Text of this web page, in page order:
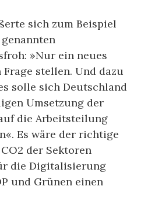
sich zum Beispiel
»Nur ein neues
stellen. Und dazu
solle sich Deutschland
Umsetzung der
die Arbeitsteilung
Es wäre der richtige
der Sektoren
die Digitalisierung
und Grünen einen